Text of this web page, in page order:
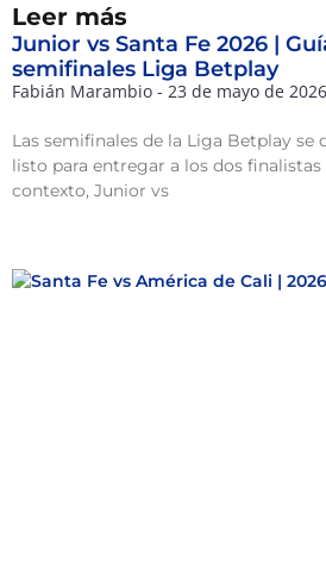
Leer más
Junior vs Santa Fe 2026 |
semifinales Liga Betplay
Fabián Marambio 23 de mayo de 2026
Las semifinales de la Liga Betplay se
listo para entregar a los dos finalistas
contexto, Junior vs